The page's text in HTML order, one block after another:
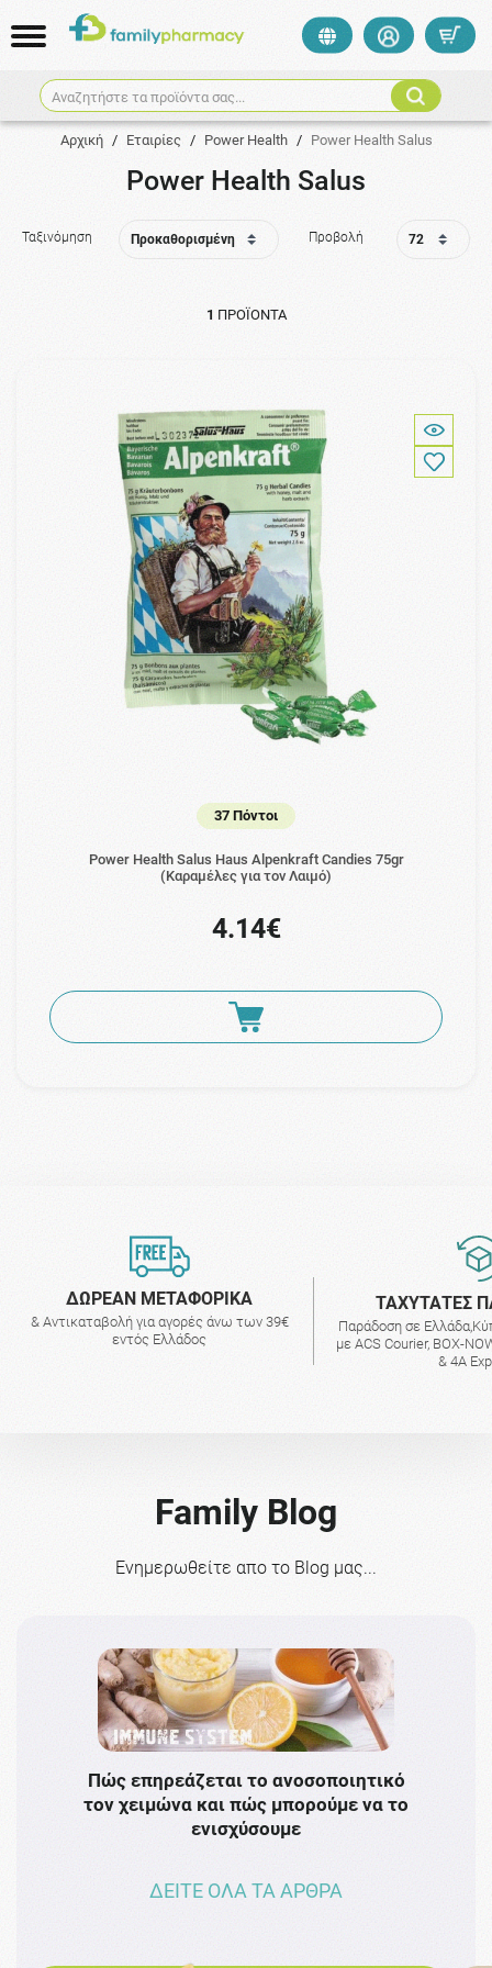
Αναζητήστε τα προϊόντα σας...
Αρχική / Εταιρίες / Power Health / Power Health Salus
Power Health Salus
Ταξινόμηση Προβολή
1 ΠΡΟΪΌΝΤΑ
37 Πόντοι
Power Health Salus Haus Alpenkraft Candies 75gr
(Καραμέλες για τον Λαιμό)
4.14€
ΔΩΡΕΑΝ ΜΕΤΑΦΟΡΙΚΑ
& Αντικαταβολή για αγορές άνω των 39€
εντός Ελλάδος
ΤΑΧΥΤΑΤΕΣ
Παράδοση σε
με ACS Courier, BOX-
& 4A
Family Blog
Ενημερωθείτε απο το Blog μας...
Πώς επηρεάζεται το ανοσοποιητικό
τον χειμώνα και πώς μπορούμε να το
ενισχύσουμε
ΔΕΙΤΕ ΟΛΑ ΤΑ ΑΡΘΡΑ